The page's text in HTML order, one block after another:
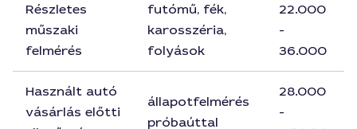
Részletes
műszaki
felmérés
futómű, fék,
karosszéria,
folyások
22.000
-
36.000
Használt autó
vásárlás előtti
állapotfelmérés
próbaúttal
28.000
-